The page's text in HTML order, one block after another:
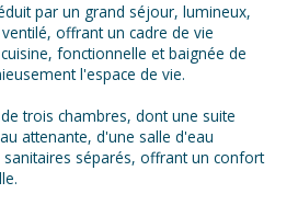
par un grand séjour, lumineux,
offrant un cadre de vie
fonctionnelle et baignée de
l'espace de vie.
trois chambres, dont une suite
attenante, d'une salle d'eau
séparés, offrant un confort